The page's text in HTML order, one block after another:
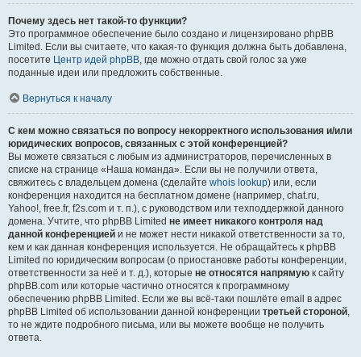
Почему здесь нет такой-то функции?
Это программное обеспечение было создано и лицензировано phpBB
Limited. Если вы считаете, что какая-то функция должна быть добавлена,
посетите Центр идей phpBB, где можно отдать свой голос за уже
поданные идеи или предложить собственные.
Вернуться к началу
С кем можно связаться по вопросу некорректного использования и/или
юридических вопросов, связанных с этой конференцией?
Вы можете связаться с любым из администраторов, перечисленных в
списке на странице «Наша команда». Если вы не получили ответа,
свяжитесь с владельцем домена (сделайте whois lookup) или, если
конференция находится на бесплатном домене (например, chat.ru,
Yahoo!, free.fr, f2s.com и т. п.), с руководством или техподдержкой данного
домена. Учтите, что phpBB Limited не имеет никакого контроля над
данной конференцией и не может нести никакой ответственности за то,
кем и как данная конференция используется. Не обращайтесь к phpBB
Limited по юридическим вопросам (о приостановке работы конференции,
ответственности за неё и т. д.), которые не относятся напрямую к сайту
phpBB.com или которые частично относятся к программному
обеспечению phpBB Limited. Если же вы всё-таки пошлёте email в адрес
phpBB Limited об использовании данной конференции третьей стороной,
то не ждите подробного письма, или вы можете вообще не получить
ответа.